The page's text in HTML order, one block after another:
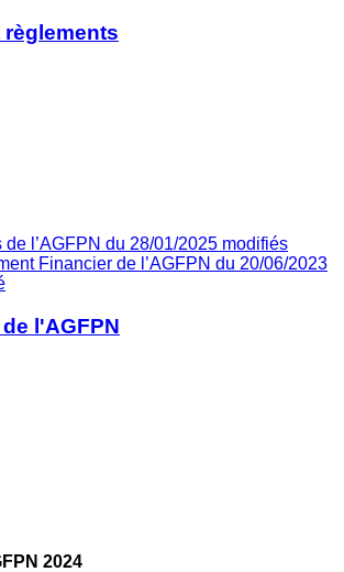
de l’AGFPN du 28/01/2025 modifiés
Financier de l’AGFPN du 20/06/2023
l'AGFPN
2024